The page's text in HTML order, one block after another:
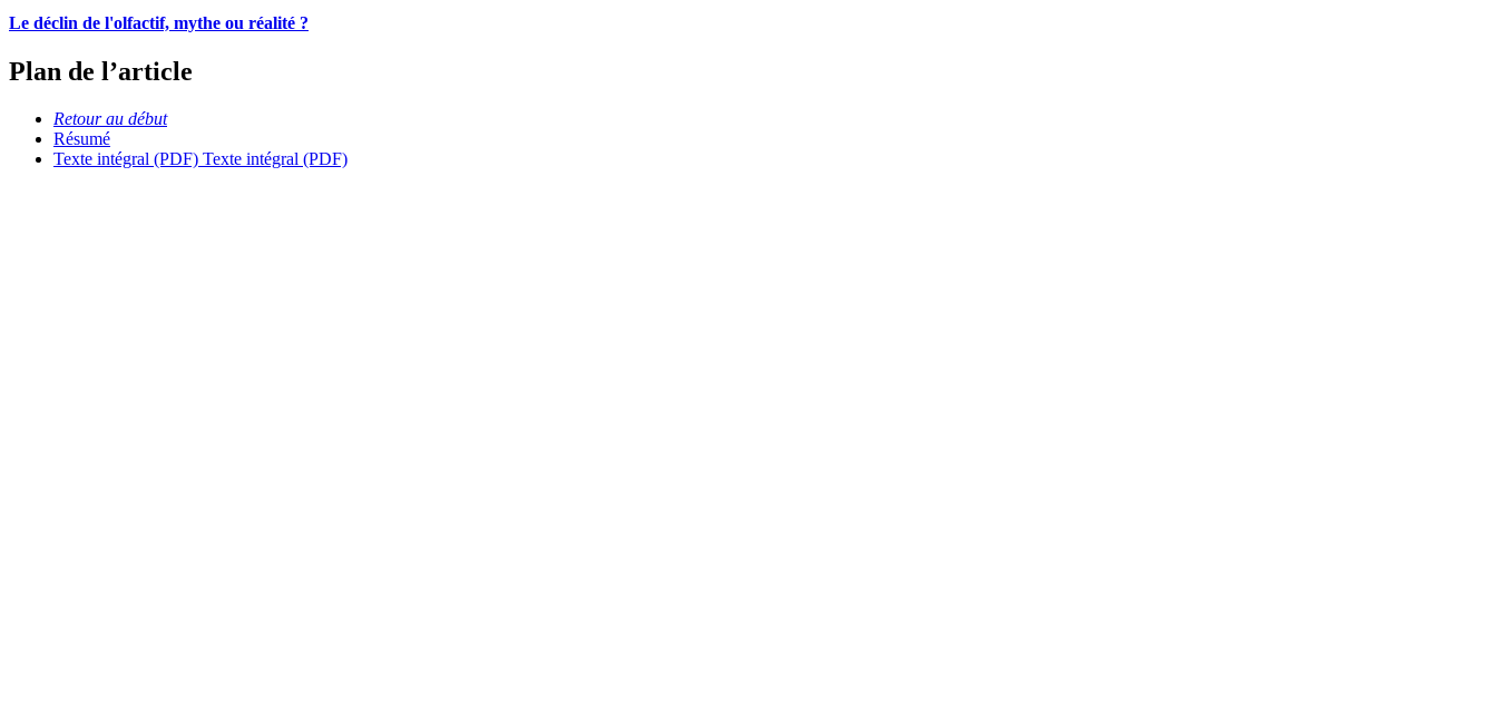
Le déclin de l'olfactif, mythe ou réalité ?
Plan de l’article
Retour au début
Résumé
Texte intégral (PDF) Texte intégral (PDF)